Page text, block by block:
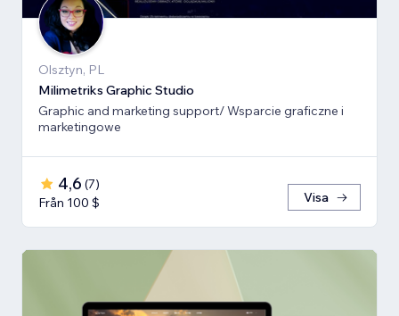
Olsztyn, PL
Milimetriks Graphic Studio
Graphic and marketing support/ Wsparcie graficzne i
marketingowe
4,6 (7)
Från 100 $
Visa